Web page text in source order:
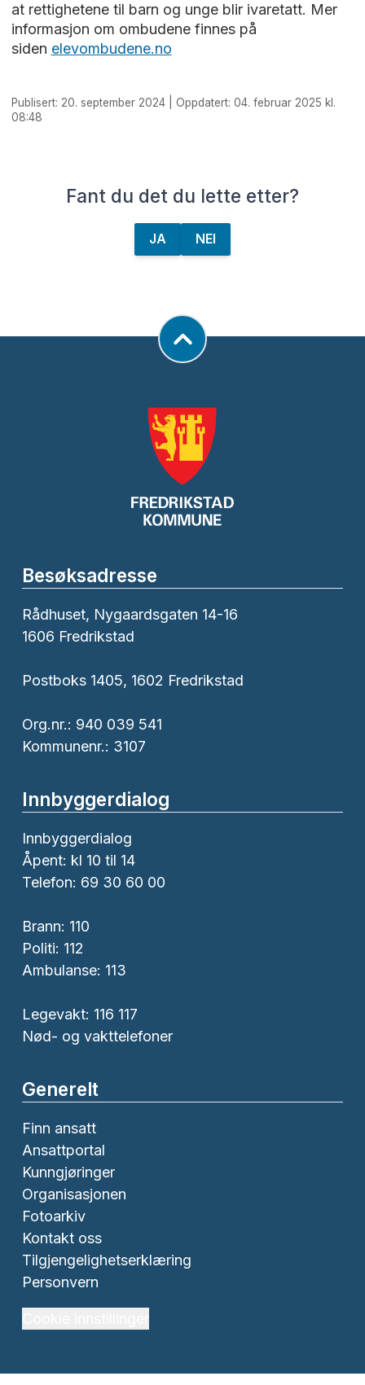
at rettighetene til barn og unge blir ivaretatt. Mer
informasjon om ombudene finnes på
siden elevombudene.no
Publisert: 20. september 2024 | Oppdatert: 04. februar 2025 kl.
08:48
Fant du det du lette etter?
JA NEI
Besøksadresse
Rådhuset, Nygaardsgaten 14-16
1606 Fredrikstad
Postboks 1405, 1602 Fredrikstad
Org.nr.: 940 039 541
Kommunenr.: 3107
Innbyggerdialog
Innbyggerdialog
Åpent: kl 10 til 14
Telefon: 69 30 60 00
Brann: 110
Politi: 112
Ambulanse: 113
Legevakt: 116 117
Nød- og vakttelefoner
Generelt
Finn ansatt
Ansattportal
Kunngjøringer
Organisasjonen
Fotoarkiv
Kontakt oss
Tilgjengelighetserklæring
Personvern